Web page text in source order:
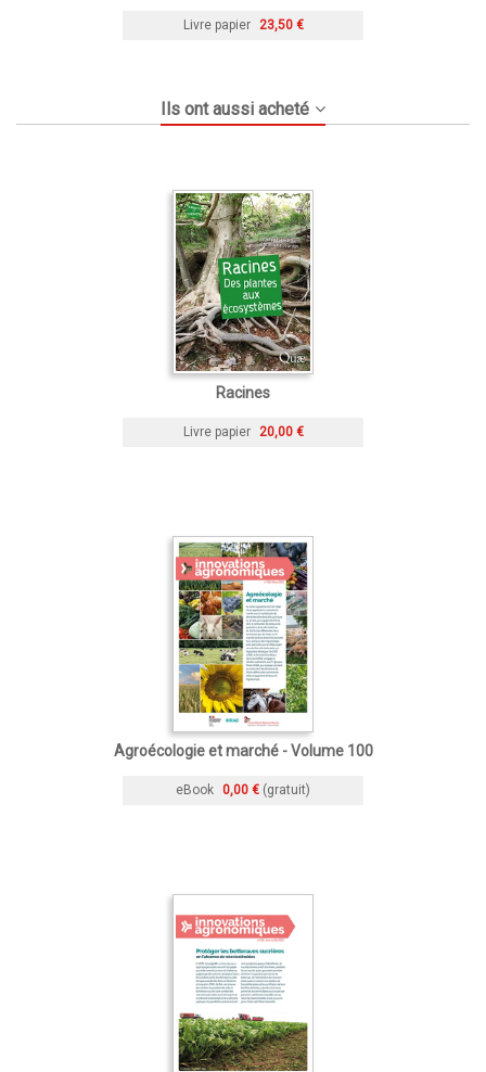
Livre papier 23,50 €
Ils ont aussi acheté
Racines
Livre papier 20,00 €
Agroécologie et marché - Volume 100
eBook 0,00 € (gratuit)